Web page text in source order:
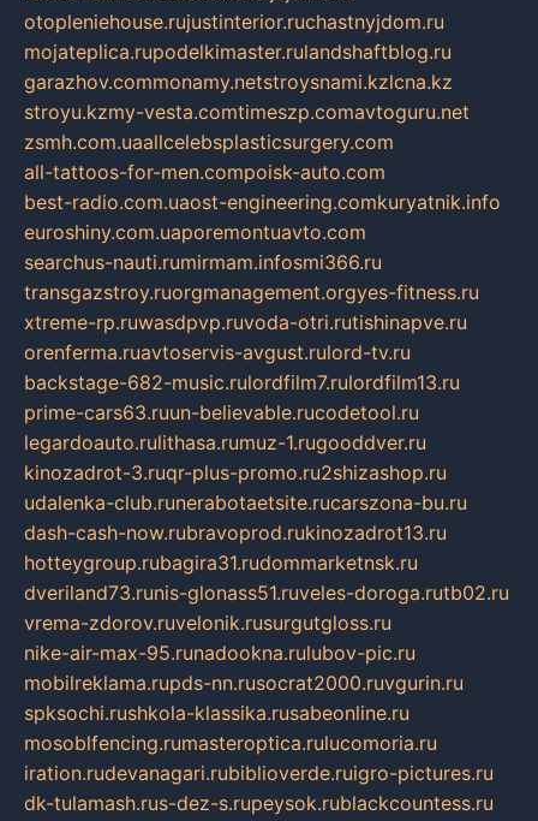
otopleniehouse.rujustinterior.ruchastnyjdom.ru
mojateplica.rupodelkimaster.rulandshaftblog.ru
garazhov.commonamy.netstroysnami.kzlcna.kz
stroyu.kzmy-vesta.comtimeszp.comavtoguru.net
zsmh.com.uaallcelebsplasticsurgery.com
all-tattoos-for-men.compoisk-auto.com
best-radio.com.uaost-engineering.comkuryatnik.info
euroshiny.com.uaporemontuavto.com
searchus-nauti.rumirmam.infosmi366.ru
transgazstroy.ruorgmanagement.orgyes-fitness.ru
xtreme-rp.ruwasdpvp.ruvoda-otri.rutishinapve.ru
orenferma.ruavtoservis-avgust.rulord-tv.ru
backstage-682-music.rulordfilm7.rulordfilm13.ru
prime-cars63.ruun-believable.rucodetool.ru
legardoauto.rulithasa.rumuz-1.rugooddver.ru
kinozadrot-3.ruqr-plus-promo.ru2shizashop.ru
udalenka-club.runerabotaetsite.rucarszona-bu.ru
dash-cash-now.rubravoprod.rukinozadrot13.ru
hotteygroup.rubagira31.rudommarketnsk.ru
dveriland73.runis-glonass51.ruveles-doroga.rutb02.ru
vrema-zdorov.ruvelonik.rusurgutgloss.ru
nike-air-max-95.runadookna.rulubov-pic.ru
mobilreklama.rupds-nn.rusocrat2000.ruvgurin.ru
spksochi.rushkola-klassika.rusabeonline.ru
mosoblfencing.rumasteroptica.rulucomoria.ru
iration.rudevanagari.rubiblioverde.ruigro-pictures.ru
dk-tulamash.rus-dez-s.rupeysok.rublackcountess.ru